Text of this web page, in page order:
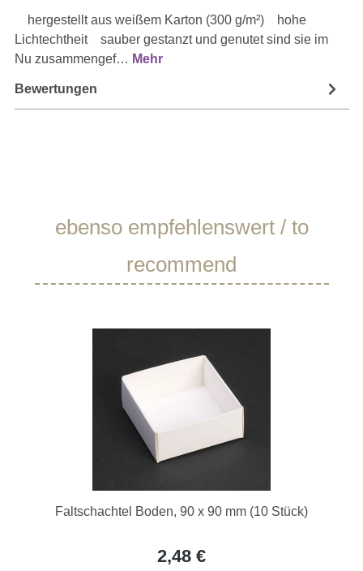
hergestellt aus weißem Karton (300 g/m²) hohe
Lichtechtheit sauber gestanzt und genutet sind sie im
Nu zusammengef… Mehr
Bewertungen
Produktgalerie überspringen
ebenso empfehlenswert / to
recommend
Faltschachtel Boden, 90 x 90 mm (10 Stück)
2,48 €